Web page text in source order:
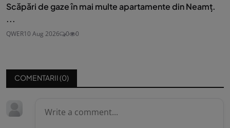
Scăpări de gaze în mai multe apartamente din Neamț.
...
QWER10 Aug 2026 0 0
COMENTARII (0)